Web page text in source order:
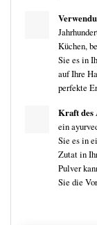
Küchen,
Sie es in
auf Ihre
perfekte
Kraft des
ein
Sie es in
Zutat in
Pulver
Sie die